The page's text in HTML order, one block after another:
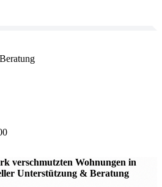
verschmutzten Wohnungen in
Unterstützung & Beratung